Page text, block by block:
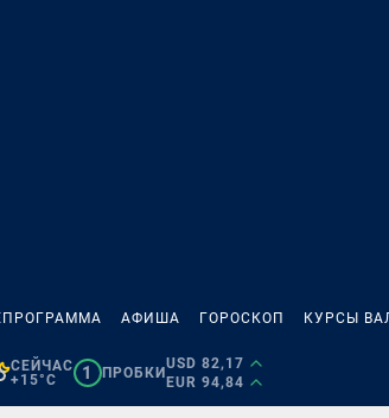
АФИША ГОРОСКОП КУРСЫ
СЕЙЧАС
+15°C
1 ПРОБКИ
USD 82,17
EUR 94,84